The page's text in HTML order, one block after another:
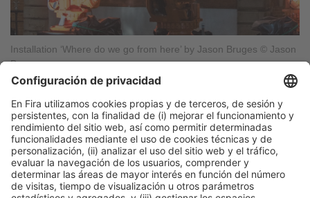
Installation ‘Where do we go from here’ by Jason Bruges © Jason
Bruges
Publicación anterior
Entrevista con Rajendra Jagtap, Director Ejecutivo de